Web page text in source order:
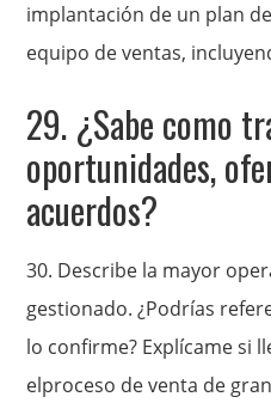
implantación de un plan
equipo de ventas,
29. ¿Sabe como
oportunidades,
acuerdos?
30. Describe la mayor
gestionado. ¿Podrías
lo confirme? Explícame si
elproceso de venta de